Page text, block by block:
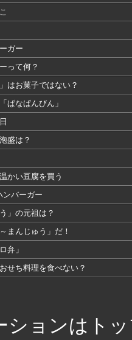
ガー
って何？
はお菓子ではない？
ぱなぱんびん」
盛は？
かい豆腐を買う
ンバーガー
」の元祖は？
まんじゅう」だ！
弁」
せち料理を食べない？
ョンはトッ